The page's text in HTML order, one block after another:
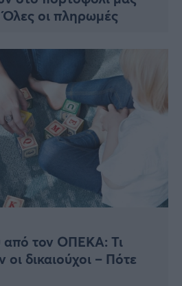
οι πληρωμές
από τον ΟΠΕΚΑ: Τι
δικαιούχοι – Πότε